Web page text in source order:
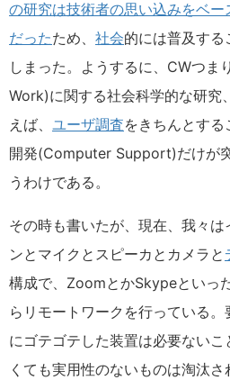
の研究は技術者の思い込みをベ
だったため、 社会的には普及する
しまった。ようするに、CWつ
Work)に関する社会科学的な研究
えば、 ユーザ調査をきちんとす
開発(Computer Support)だけが
うわけである。
その時も書いたが、現在、我々
ンとマイクとスピーカとカメラと
構成で、ZoomとかSkypeといっ
らリモートワークを行っている
にゴテゴテした装置は必要ない
くても実用性のないものは淘汰